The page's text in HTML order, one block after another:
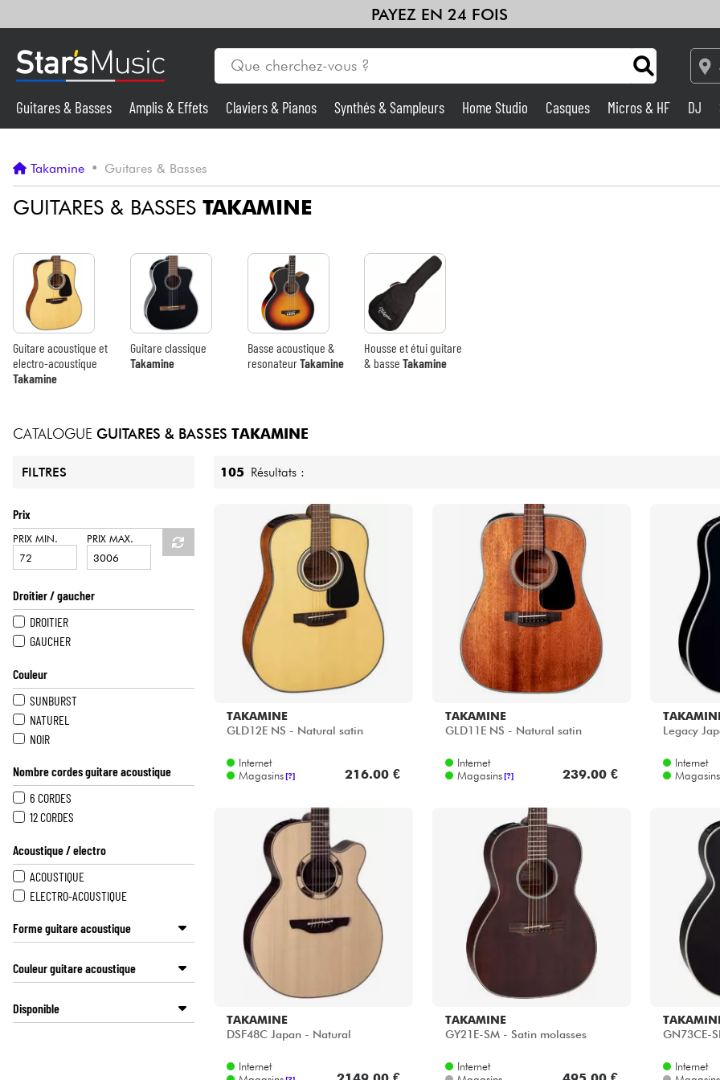
PAYEZ EN 24 FOIS
Synthés & Sampleurs Home Studio
Eclairage Batteries & Percu
Violons & Quatuor
HiFi Packs
Guitares & Basses Amplis & Effets Claviers & Pianos Synthés & Sampleurs Home Studio Casques Micros & HF DJ
Takamine • Guitares & Basses
GUITARES & BASSES TAKAMINE
Guitare acoustique et
electro-acoustique
Takamine
Guitare classique
Takamine
Basse acoustique &
resonateurTakamine
Housse et étui guitare
& basseTakamine
CATALOGUE GUITARES & BASSES TAKAMINE
FILTRES
Prix
PRIX MIN. PRIX MAX.
Droitier / gaucher
DROITIER
GAUCHER
Couleur
SUNBURST
NATUREL
NOIR
Nombre cordes guitare acoustique
6 CORDES
12 CORDES
Acoustique / electro
ACOUSTIQUE
ELECTRO-ACOUSTIQUE
Forme guitare acoustique
JUMBO
DREADNOUGHT
Couleur guitare acoustique
BLANC
Disponible
105 Résultats :
TAKAMINE
GLD12E NS - Natural satin
Internet
Magasins[?] 216.00 €
TAKAMINE
GLD11E NS - Natural satin
Internet
Magasins [?] 239.00 €
Legacy
Internet
Magasins
TAKAMINE
DSF48C Japan - Natural
Internet
TAKAMINE
GY21E-SM - Satin molasses
Internet
GN73CE-
Internet